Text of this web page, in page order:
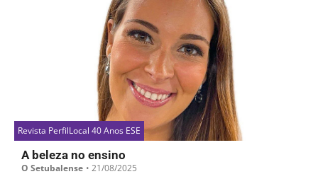
Revista PerfilLocal 40 Anos ESE
A beleza no ensino
O Setubalense • 21/08/2025